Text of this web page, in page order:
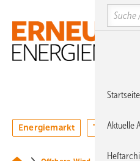
Hauptinhalt
Hauptmenü
SiteSearch
Energiemarkt
Search
Startseite
Aktuelle